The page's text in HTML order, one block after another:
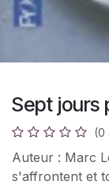
Sept jours
(0
Auteur : Marc
s'affrontent et